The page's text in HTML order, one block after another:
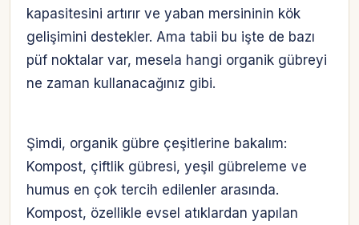
kapasitesini artırır ve yaban mersininin kök
gelişimini destekler. Ama tabii bu işte de bazı
püf noktalar var, mesela hangi organik gübreyi
ne zaman kullanacağınız gibi.
Şimdi, organik gübre çeşitlerine bakalım:
Kompost, çiftlik gübresi, yeşil gübreleme ve
humus en çok tercih edilenler arasında.
Kompost, özellikle evsel atıklardan yapılan